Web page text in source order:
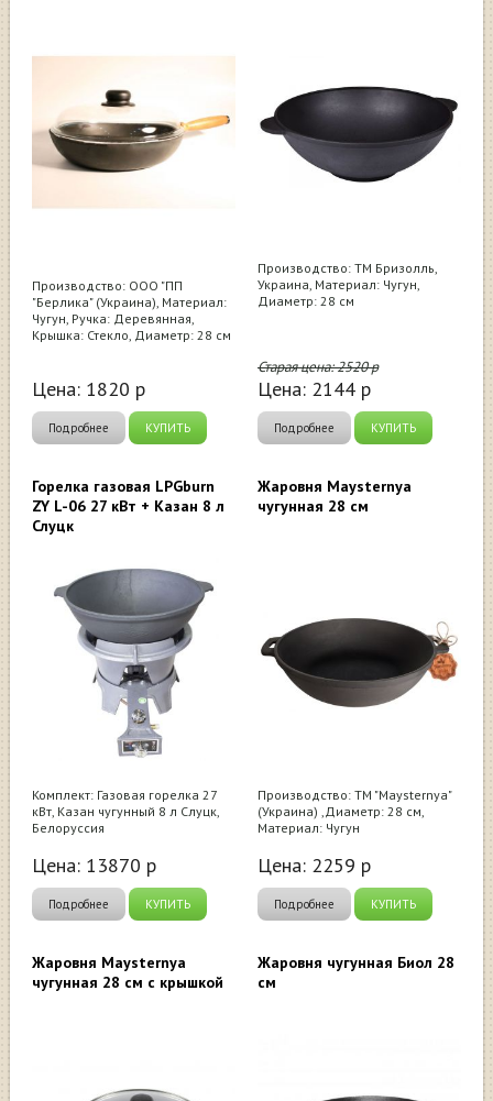
Производство: ООО "ПП
"Берлика" (Украина), Материал:
Чугун, Ручка: Деревянная,
Крышка: Стекло, Диаметр: 28 см
Цена: 1820 р
Подробнее КУПИТЬ
Производство: ТМ Бризолль,
Украина, Материал: Чугун,
Диаметр: 28 см
Старая цена:2520р
Цена: 2144 р
Подробнее КУПИТЬ
Горелка газовая LPGburn
ZY L-06 27 кВт + Казан 8 л
Слуцк
Комплект: Газовая горелка 27
кВт, Казан чугунный 8 л Слуцк,
Белоруссия
Цена: 13870 р
Подробнее КУПИТЬ
Жаровня Maysternya
чугунная 28 см
Производство: ТМ "Maysternya"
(Украина) ,Диаметр: 28 см,
Материал: Чугун
Цена: 2259 р
Подробнее КУПИТЬ
Жаровня Maysternya
чугунная 28 см с крышкой
Жаровня чугунная Биол 28
см